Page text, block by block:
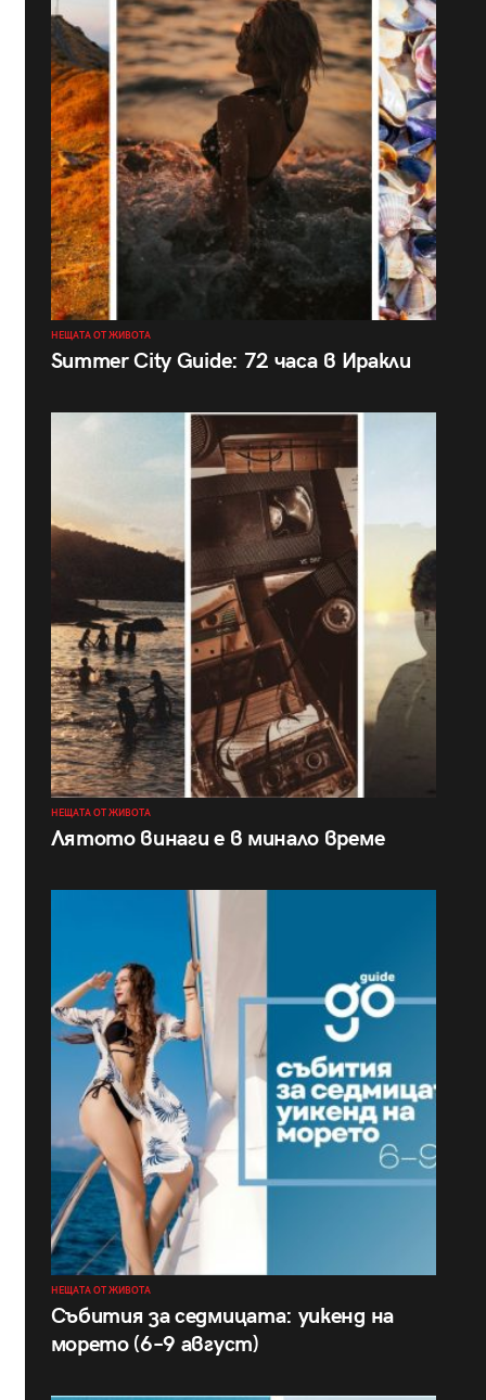
НЕЩАТА ОТ ЖИВОТА
Summer City Guide: 72 часа в Иракли
НЕЩАТА ОТ ЖИВОТА
Лятото винаги е в минало време
НЕЩАТА ОТ ЖИВОТА
Събития за седмицата: уикенд на
морето (6–9 август)